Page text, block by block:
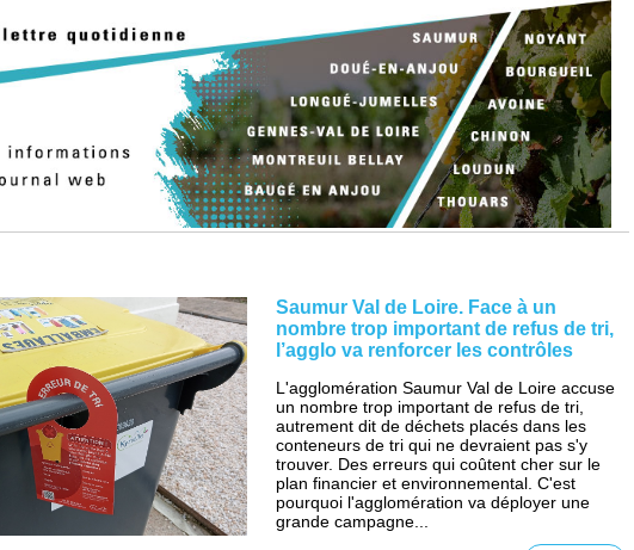
Saumur Val de Loire. Face à un
nombre trop important de refus de tri,
l’agglo va renforcer les contrôles
L'agglomération Saumur Val de Loire accuse
un nombre trop important de refus de tri,
autrement dit de déchets placés dans les
conteneurs de tri qui ne devraient pas s'y
trouver. Des erreurs qui coûtent cher sur le
plan financier et environnemental. C'est
pourquoi l'agglomération va déployer une
grande campagne...